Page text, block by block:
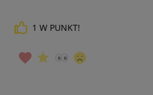
1 W PUNKT!